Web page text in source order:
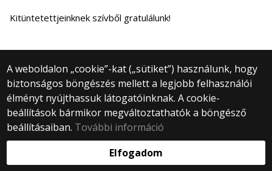
Kitüntetettjeinknek szívből gratulálunk!
A weboldalon „cookie”-kat („sütiket”) használunk, hogy
biztonságos böngészés mellett a legjobb felhasználói
élményt nyújthassuk látogatóinknak. A cookie-
beállítások bármikor megváltoztathatók a böngésző
beállításaiban. További információ
Elfogadom
© 2025 Eötvös Loránd Tudományegyetem
Minden jog fenntartva.
1053 Budapest, Egyetem tér 1–3.
Központi telefonszám: +36 1 411 6500
Webfejlesztés: